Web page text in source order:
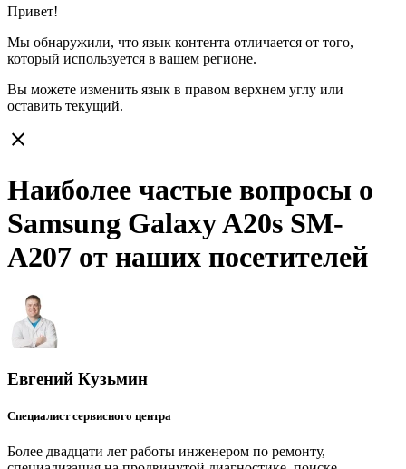
Привет!
Мы обнаружили, что язык контента отличается от того,
который используется в вашем регионе.
Вы можете изменить язык в правом верхнем углу или
оставить текущий.
close
Наиболее частые вопросы о
Samsung Galaxy A20s SM-
A207 от наших посетителей
Евгений Кузьмин
Специалист сервисного центра
Более двадцати лет работы инженером по ремонту,